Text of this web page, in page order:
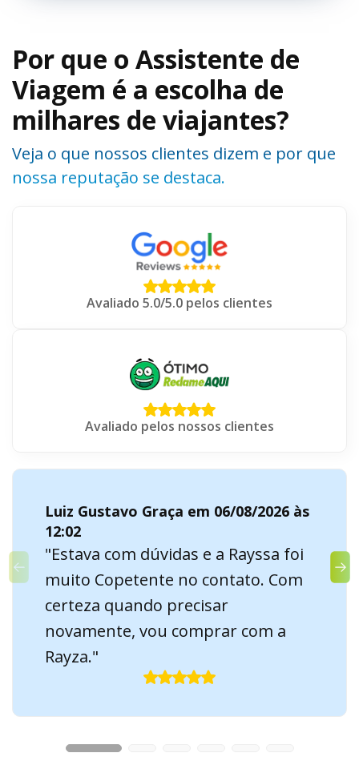
Por que o Assistente de
Viagem é a escolha de
milhares de viajantes?
Veja o que nossos clientes dizem e por que
nossa reputação se destaca.
Avaliado 5.0/5.0 pelos clientes
Avaliado pelos nossos clientes
Luiz Gustavo Graça em 06/08/2026 às
12:02
"Estava com dúvidas e a Rayssa foi
muito Copetente no contato. Com
certeza quando precisar
novamente, vou comprar com a
Rayza."